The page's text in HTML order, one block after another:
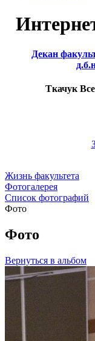
Декан
Ткачук
Жизнь факультета
Фотогалерея
Список фотографий
Фото
Фото
Вернуться в альбом